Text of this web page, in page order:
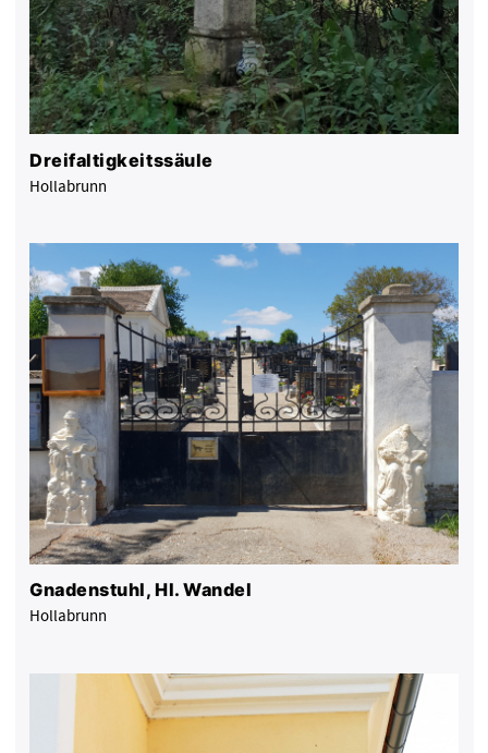
Dreifaltigkeitssäule
Hollabrunn
Gnadenstuhl, Hl. Wandel
Hollabrunn